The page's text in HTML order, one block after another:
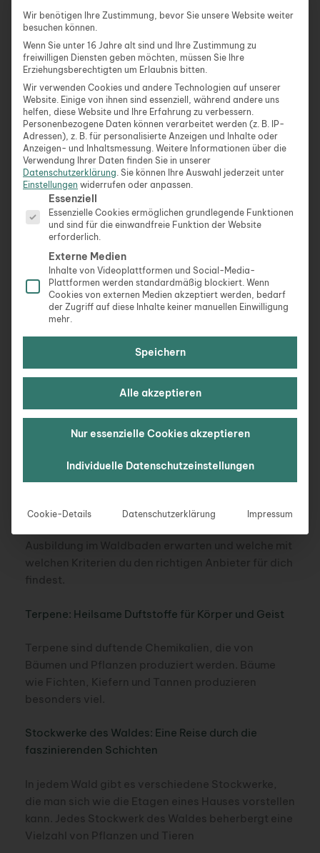
Abschluss-Zertifikat.
MEHR ERFAHREN ZUR ONLINE-AUSBILDUNG “
WALD UND NATURTHERAPIE“
Im Kurs inklusive:
✓ Umfangreiche Unterlagen als PDF-Datei mit 100
Seiten
✓ Dauerhafter Zugriff auf alle Inhalte
✓ 20 Übungen und Meditationen
✓ Audiolektionen zu allen Kapiteln
✓ Arbeitsblatt zum Ausdrucken
✓ Beispiel-Kursplan für 3 Tage
MEHR ERFAHREN ZUR ONLINE-AUSBILDUNG “
WALD UND NATURTHERAPIE“
Weitere spannende Beiträge in der Kategorie
Waldbaden
Waldbaden Übungen mit Anleitung für deinen
Aufenthalt im Wald
In diesem Beitrag findest du sieben heilsame
Waldbaden Übungen mit Anleitung, die dir dabei
helfen, den Wald bewusst zu erleben und neue Kraft
zu schöpfen.
Ausbildung im Waldbaden erwarten und welche mit
welchen Kriterien du den richtigen Anbieter für dich
findest.
Terpene: Heilsame Duftstoffe für Körper und Geist
Terpene sind duftende Chemikalien, die von
Bäumen und Pflanzen produziert werden. Bäume
wie Fichten, Kiefern und Tannen produzieren
besonders viel.
Stockwerke des Waldes: Eine Reise durch die
faszinierenden Schichten
In jedem Wald gibt es verschiedene Stockwerke,
die man sich wie die Etagen eines Hauses vorstellen
kann. Jedes Stockwerk des Waldes beherbergt eine
Vielzahl von Pflanzen und Tieren
Wir benötigen Ihre Zustimmung, bevor Sie unsere Website weiter
besuchen können.
Wenn Sie unter 16 Jahre alt sind und Ihre Zustimmung zu
freiwilligen Diensten geben möchten, müssen Sie Ihre
Erziehungsberechtigten um Erlaubnis bitten.
Wir verwenden Cookies und andere Technologien auf unserer
Website. Einige von ihnen sind essenziell, während andere uns
helfen, diese Website und Ihre Erfahrung zu verbessern.
Personenbezogene Daten können verarbeitet werden (z. B. IP-
Adressen), z. B. für personalisierte Anzeigen und Inhalte oder
Anzeigen- und Inhaltsmessung. Weitere Informationen über die
Verwendung Ihrer Daten finden Sie in unserer
Datenschutzerklärung. Sie können Ihre Auswahl jederzeit unter
Einstellungen widerrufen oder anpassen.
Es folgt eine Liste der Service-Gruppen, für die eine
Essenziell
Essenzielle Cookies ermöglichen grundlegende Funktionen
und sind für die einwandfreie Funktion der Website
erforderlich.
Externe Medien
Inhalte von Videoplattformen und Social-Media-
Plattformen werden standardmäßig blockiert. Wenn
Cookies von externen Medien akzeptiert werden, bedarf
der Zugriff auf diese Inhalte keiner manuellen Einwilligung
mehr.
Speichern
Alle akzeptieren
Nur essenzielle Cookies akzeptieren
Individuelle Datenschutzeinstellungen
Cookie-Details Datenschutzerklärung Impressum